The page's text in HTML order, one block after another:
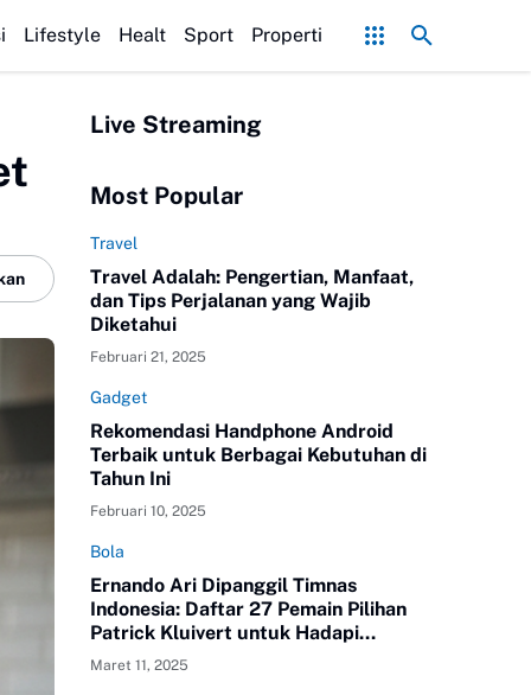
Sempurna! Ekonomi Bisnis Belajar Apa? Ini Materi, Jurusan, dan
Lifestyle Healt Sport Properti
Live Streaming
Most Popular
Travel
Travel Adalah: Pengertian, Manfaat,
dan Tips Perjalanan yang Wajib
Diketahui
Februari 21, 2025
Gadget
Rekomendasi Handphone Android
Terbaik untuk Berbagai Kebutuhan di
Tahun Ini
Februari 10, 2025
Bola
Ernando Ari Dipanggil Timnas
Indonesia: Daftar 27 Pemain Pilihan
Patrick Kluivert untuk Hadapi
Australia dan Bahrain
Maret 11, 2025